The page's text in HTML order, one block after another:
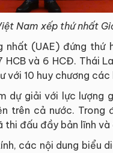
Nam xếp thứ nhất
nhất (UAE) đứng
và 6 HCĐ. Thái
với 10 huy chương các
dự giải với lực lượng
trên cả nước.
đấu đầy bản lĩnh
các nội dung biểu